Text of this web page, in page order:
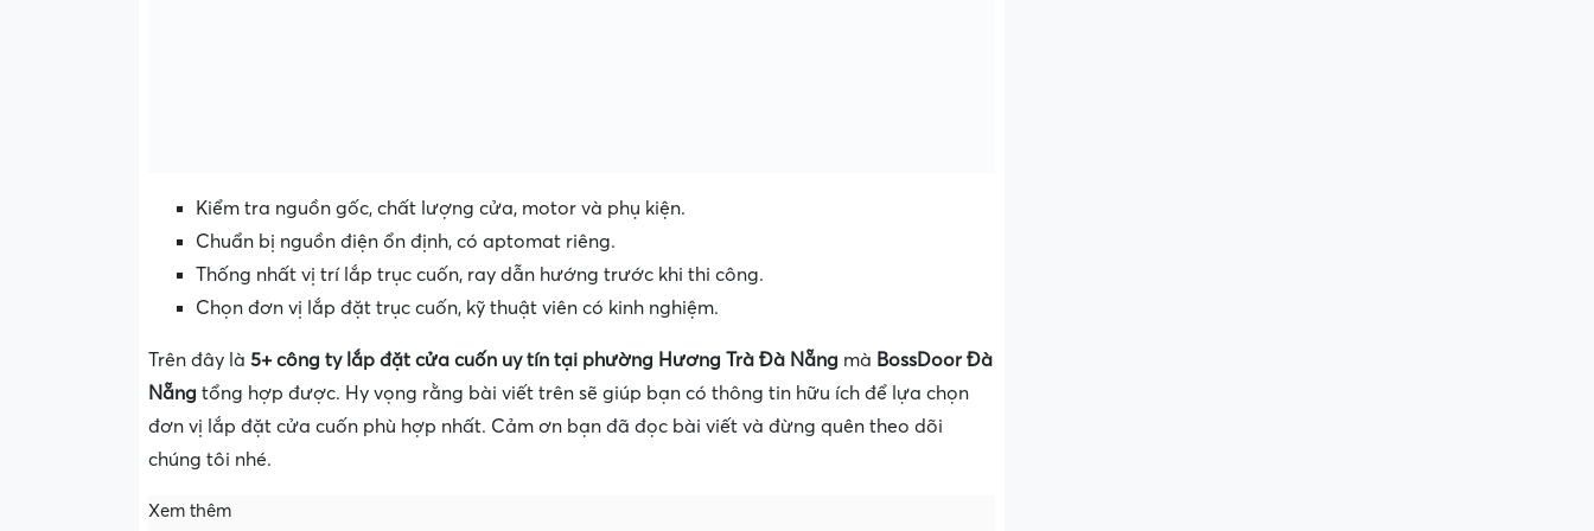
Kiểm tra nguồn gốc, chất lượng cửa, motor và phụ kiện.
Chuẩn bị nguồn điện ổn định, có aptomat riêng.
Thống nhất vị trí lắp trục cuốn, ray dẫn hướng trước khi thi công.
Chọn đơn vị lắp đặt trục cuốn, kỹ thuật viên có kinh nghiệm.
Trên đây là 5+ công ty lắp đặt cửa cuốn uy tín tại phường Hương Trà Đà Nẵng mà BossDoor Đà
Nẵng tổng hợp được. Hy vọng rằng bài viết trên sẽ giúp bạn có thông tin hữu ích để lựa chọn
đơn vị lắp đặt cửa cuốn phù hợp nhất. Cảm ơn bạn đã đọc bài viết và đừng quên theo dõi
chúng tôi nhé.
Xem thêm